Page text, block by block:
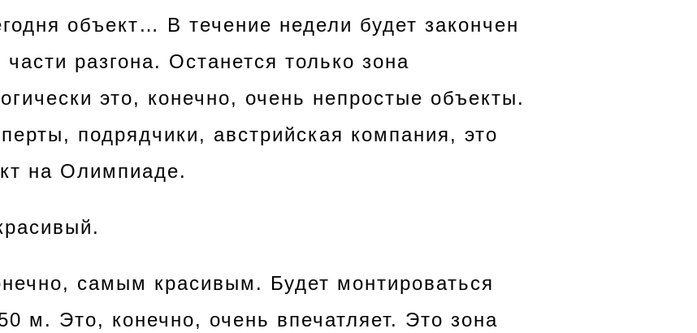
объект… В течение недели будет закончен
разгона. Останется только зона
это, конечно, очень непростые объекты.
подрядчики, австрийская компания, это
на Олимпиаде.
самым красивым. Будет монтироваться
м. Это, конечно, очень впечатляет. Это зона